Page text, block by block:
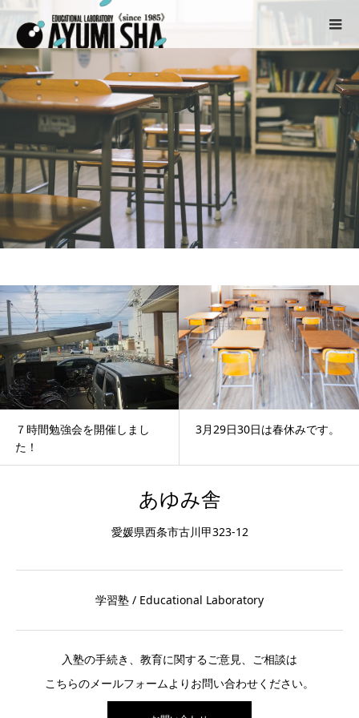
７時間勉強会を開催しまし
た！
3月29日30日は春休みです。
あゆみ舎
愛媛県西条市古川甲323-12
学習塾 / Educational Laboratory
入塾の手続き、教育に関するご意見、ご相談は
こちらのメールフォームよりお問い合わせください。